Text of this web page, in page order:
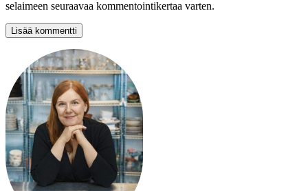
selaimeen seuraavaa kommentointikertaa varten.